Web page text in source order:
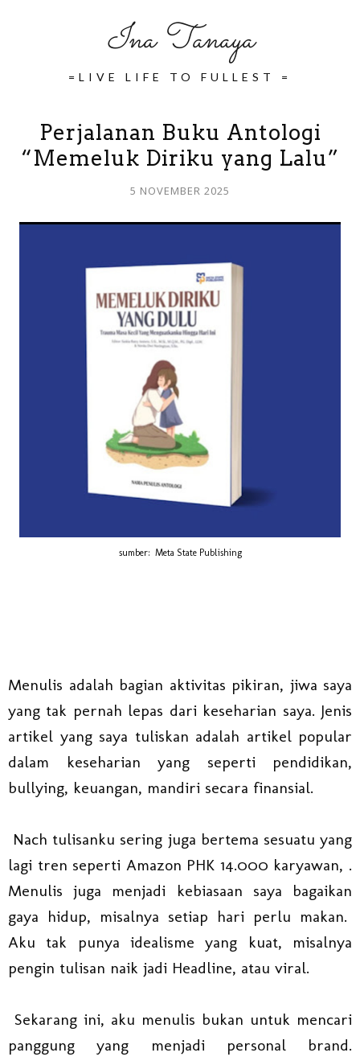
Ina Tanaya
=LIVE LIFE TO FULLEST =
Perjalanan Buku Antologi
“Memeluk Diriku yang Lalu”
5 NOVEMBER 2025
sumber: Meta State Publishing
Menulis adalah bagian aktivitas pikiran, jiwa saya
yang tak pernah lepas dari keseharian saya. Jenis
artikel yang saya tuliskan adalah artikel popular
dalam keseharian yang seperti pendidikan,
bullying, keuangan, mandiri secara finansial.
Nach tulisanku sering juga bertema sesuatu yang
lagi tren seperti Amazon PHK 14.000 karyawan, .
Menulis juga menjadi kebiasaan saya bagaikan
gaya hidup, misalnya setiap hari perlu makan.
Aku tak punya idealisme yang kuat, misalnya
pengin tulisan naik jadi Headline, atau viral.
Sekarang ini, aku menulis bukan untuk mencari
panggung yang menjadi personal brand.